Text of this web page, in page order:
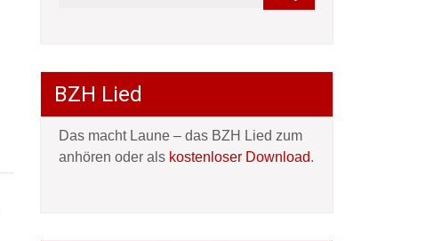
BZH Lied
Das macht Laune – das BZH Lied zum
anhören oder als kostenloser Download.